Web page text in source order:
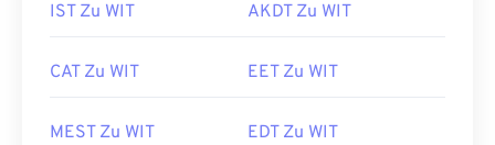
IST Zu WIT AKDT Zu WIT
CAT Zu WIT EET Zu WIT
MEST Zu WIT EDT Zu WIT